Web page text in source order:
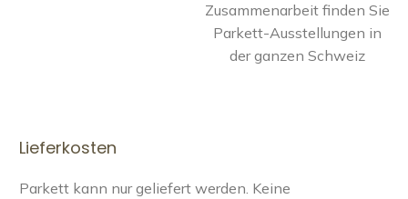
Zusammenarbeit finden Sie
Parkett-Ausstellungen in
der ganzen Schweiz
Lieferkosten
Parkett kann nur geliefert werden. Keine